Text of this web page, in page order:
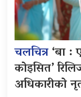
चलचित्र‘बा :
कोइसित’
अधिकारीको